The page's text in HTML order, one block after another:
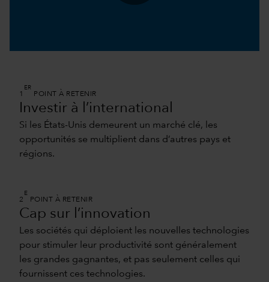
1
ER
POINT À RETENIR
Investir à l’international
Si les États-Unis demeurent un marché clé, les
opportunités se multiplient dans d’autres pays et
régions.
2
E
POINT À RETENIR
Cap sur l’innovation
Les sociétés qui déploient les nouvelles technologies
pour stimuler leur productivité sont généralement
les grandes gagnantes, et pas seulement celles qui
fournissent ces technologies.